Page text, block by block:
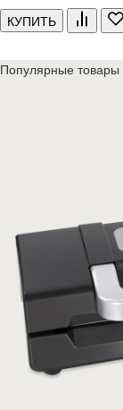
КУПИТЬ
Популярные